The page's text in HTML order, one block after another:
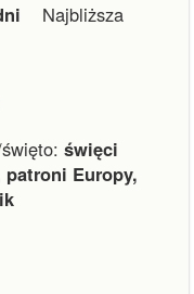
Najbliższa
święci
Europy,